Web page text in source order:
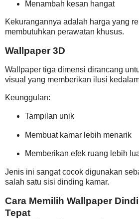
Menambah kesan hangat
Kekurangannya adalah harga yang
membutuhkan perawatan khusus.
Wallpaper 3D
Wallpaper tiga dimensi dirancang
visual yang memberikan ilusi
Keunggulan:
Tampilan unik
Membuat kamar lebih menarik
Memberikan efek ruang lebih
Jenis ini sangat cocok digunakan
salah satu sisi dinding kamar.
Cara Memilih Wallpaper
Tepat